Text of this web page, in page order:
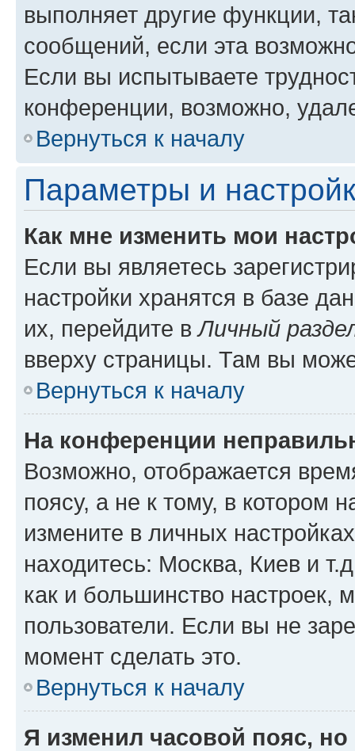
выполняет другие функции,
сообщений, если эта
Если вы испытываете
конференции, возможно,
Вернуться к началу
Параметры и
Как мне изменить мои
Если вы являетесь
настройки хранятся в базе
их, перейдите вЛичный
вверху страницы. Там вы
Вернуться к началу
На конференции
Возможно, отображается
поясу, а не к тому, в котором
измените в личных
находитесь: Москва, Киев и
как и большинство настроек,
пользователи. Если вы не
момент сделать это.
Вернуться к началу
Я изменил часовой пояс,